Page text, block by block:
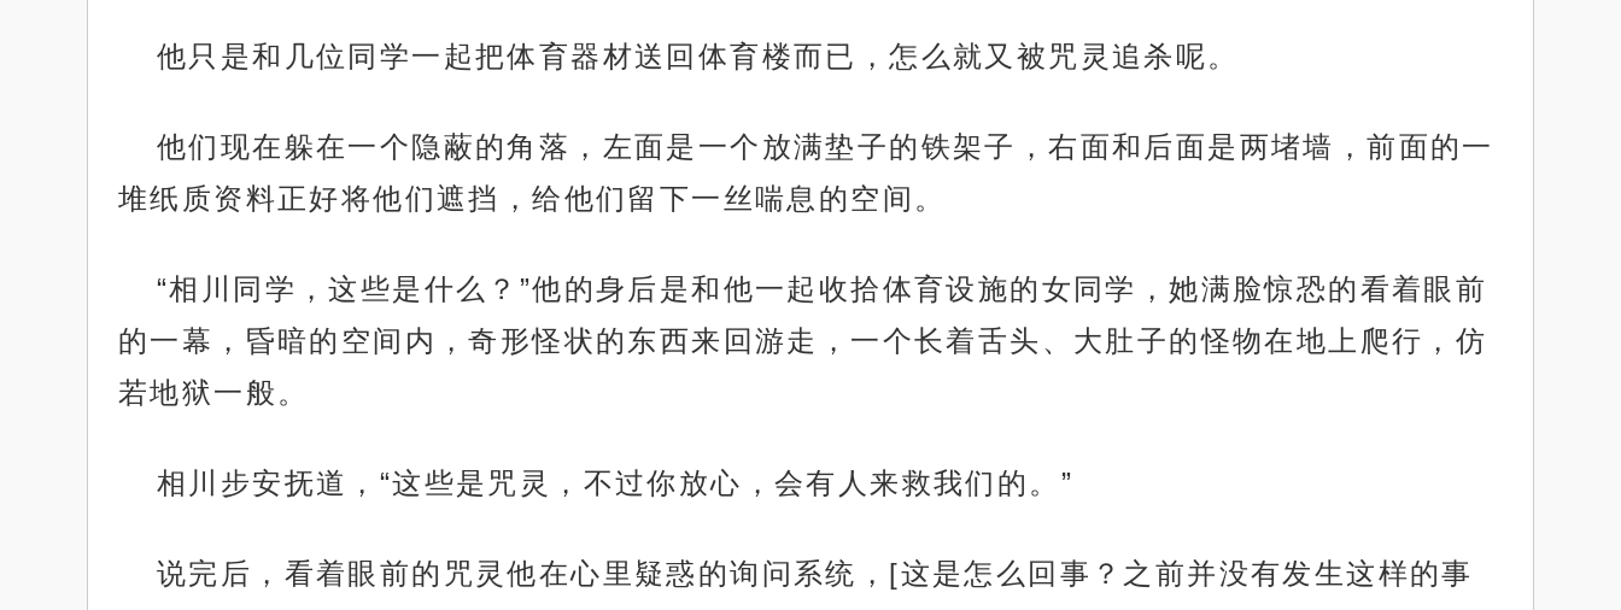
他只是和几位同学一起把体育器材送回体育楼而已，怎么就又被咒灵追杀呢。
他们现在躲在一个隐蔽的角落，左面是一个放满垫子的铁架子，右面和后面是两堵墙，前面的一
堆纸质资料正好将他们遮挡，给他们留下一丝喘息的空间。
“相川同学，这些是什么？”他的身后是和他一起收拾体育设施的女同学，她满脸惊恐的看着眼前
的一幕，昏暗的空间内，奇形怪状的东西来回游走，一个长着舌头、大肚子的怪物在地上爬行，仿
若地狱一般。
相川步安抚道，“这些是咒灵，不过你放心，会有人来救我们的。”
说完后，看着眼前的咒灵他在心里疑惑的询问系统，[这是怎么回事？之前并没有发生这样的事